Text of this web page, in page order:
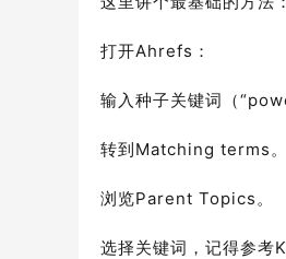
打开Ahrefs：
输入种子关键词（
转到Matching terms。
浏览Parent Topics。
选择关键词，记得参考